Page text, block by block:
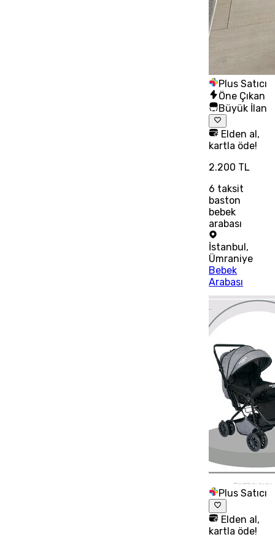
Plus Satıcı
Öne Çıkan
Büyük İlan
Elden al,
kartla öde!
2.200 TL
6 taksit
baston
bebek
arabası
İstanbul ,
Ümraniye
Bebek
Arabası
Plus Satıcı
Elden al,
kartla öde!